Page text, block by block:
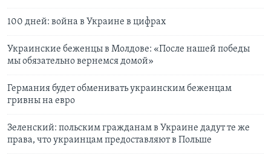
100 дней: война в Украине в цифрах
Украинские беженцы в Молдове: «После нашей победы
мы обязательно вернемся домой»
Германия будет обменивать украинским беженцам
гривны на евро
Зеленский: польским гражданам в Украине дадут те же
права, что украинцам предоставляют в Польше